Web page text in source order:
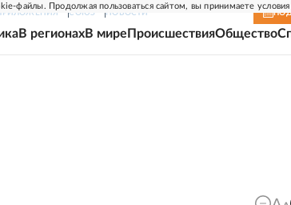
файлы. Продолжая пользоваться сайтом, вы принимаете условия
СОЮЗ НОВОСТИ
В регионахВ мире ПроисшествияОбщество